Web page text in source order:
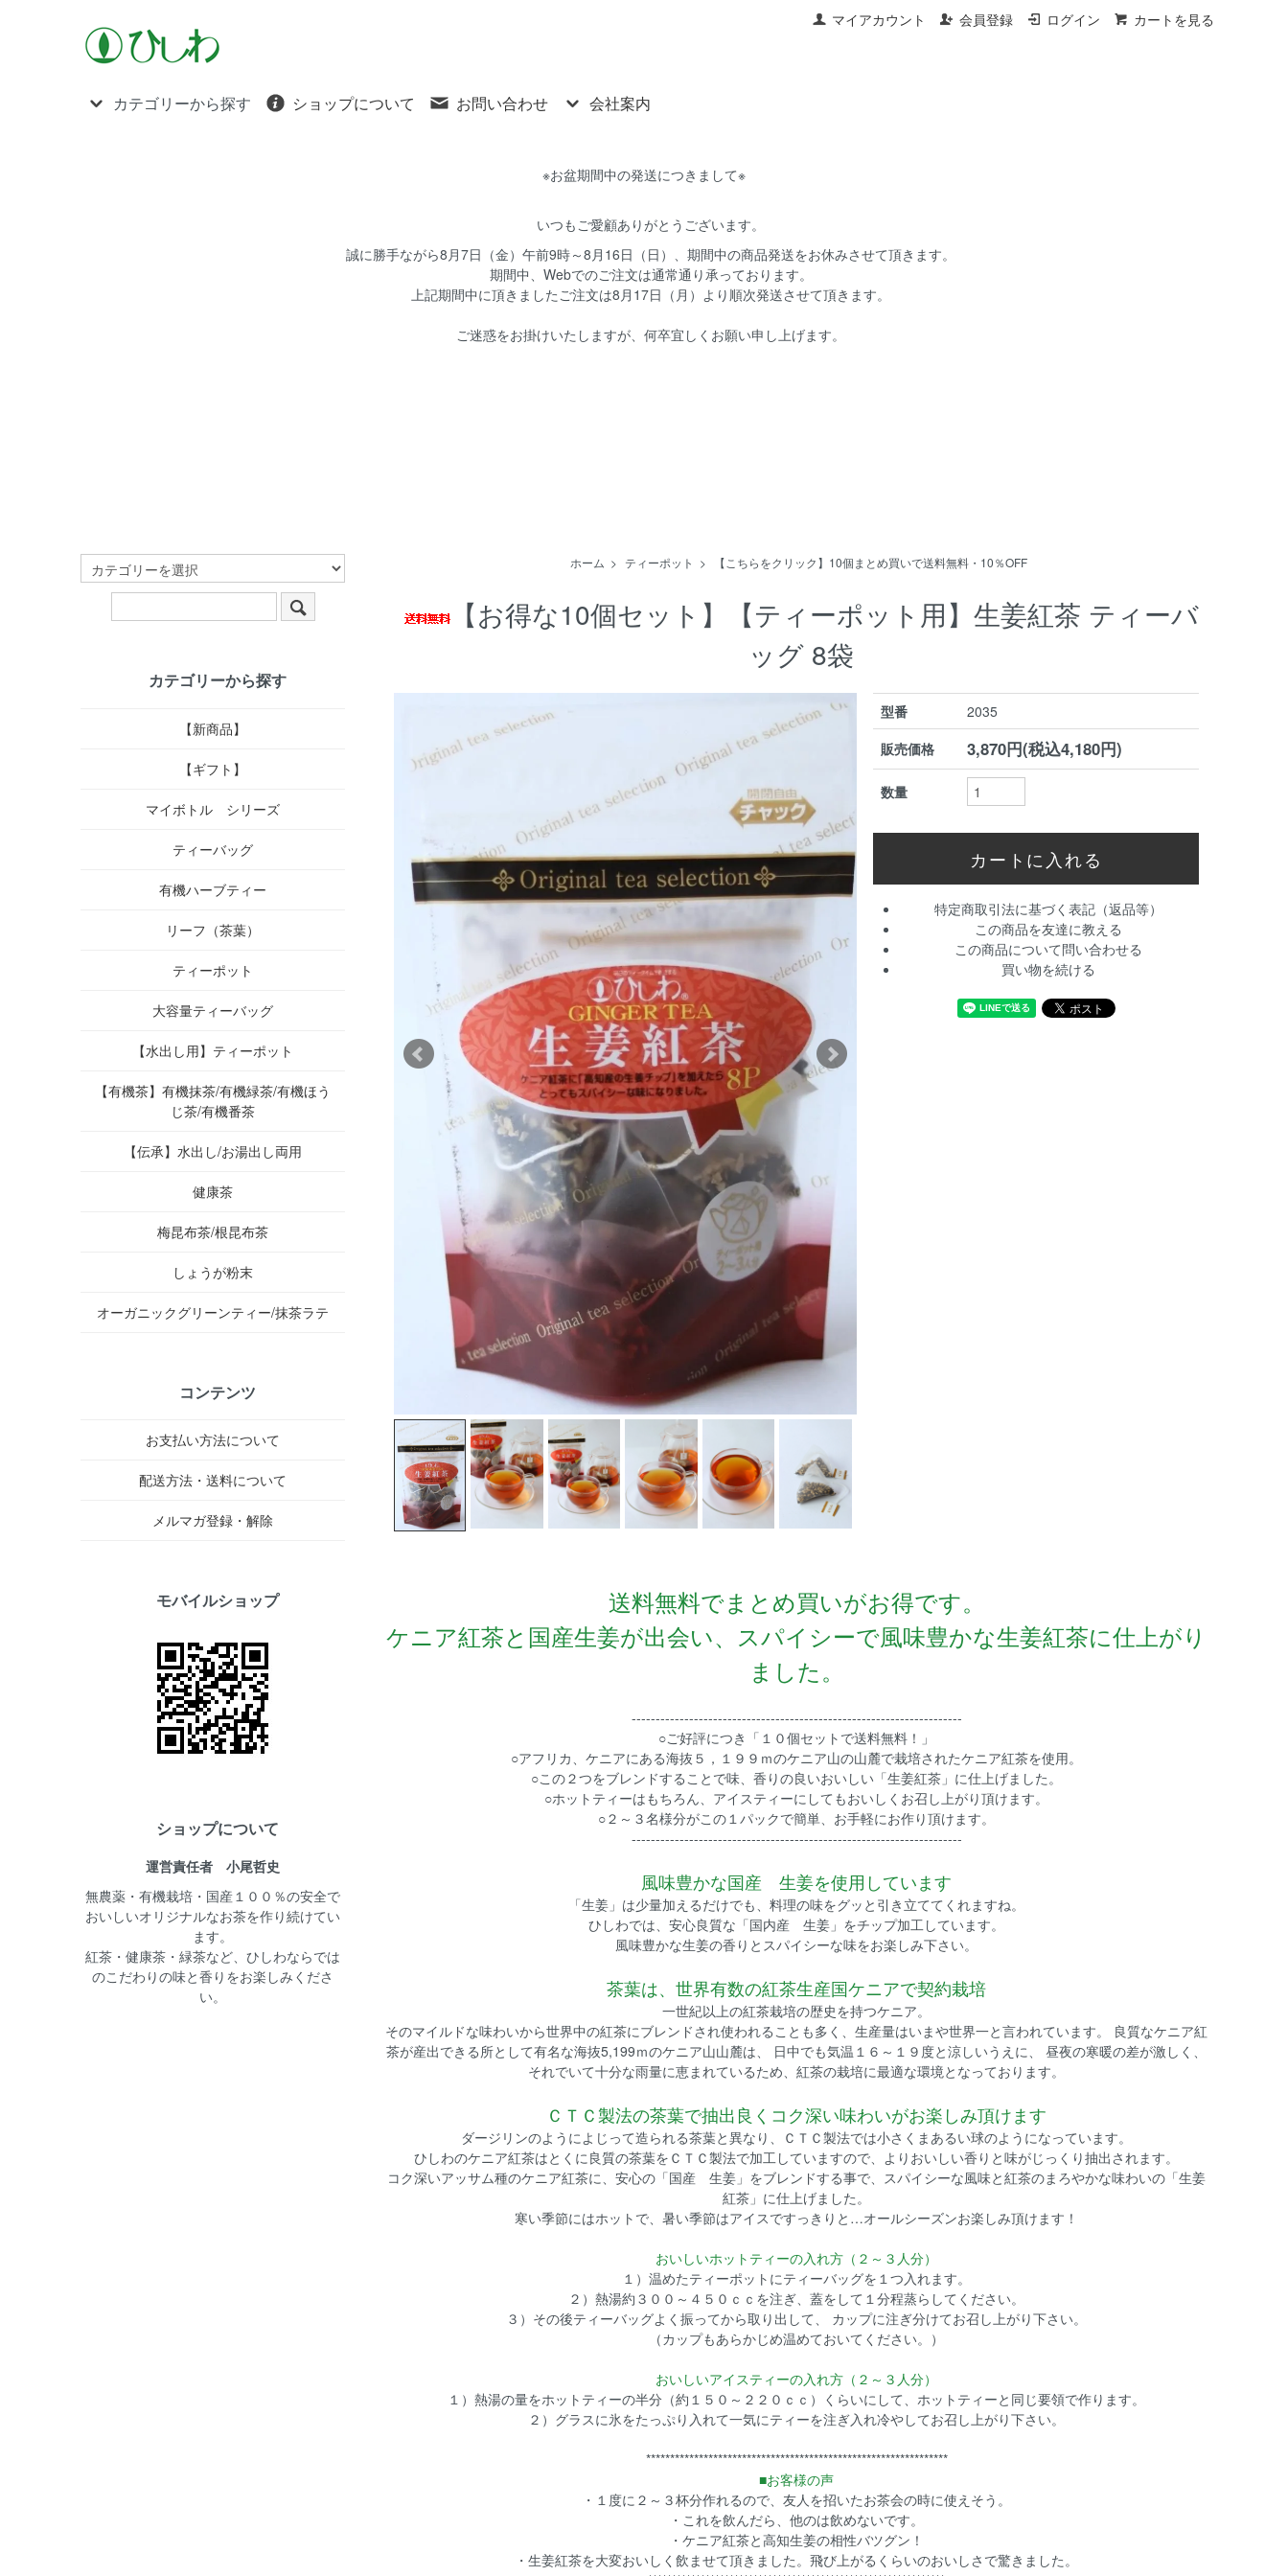
マイアカウント 会員登録 ログイン カートを見る
カテゴリーから探す ショップについて お問い合わせ 会社案内
※お盆期間中の発送につきまして※
いつもご愛顧ありがとうございます。
誠に勝手ながら8月7日（金）午前9時～8月16日（日）、期間中の商品発送をお休みさせて頂きます。
期間中、Webでのご注文は通常通り承っております。
上記期間中に頂きましたご注文は8月17日（月）より順次発送させて頂きます。
ご迷惑をお掛けいたしますが、何卒宜しくお願い申し上げます。
ホーム > ティーポット > 【こちらをクリック】10個まとめ買いで送料無料・10％OFF
【お得な10個セット】【ティーポット用】生姜紅茶 ティーバ
ッグ 8袋
型番
2035
販売価格
3,870円(税込4,180円)
数量
特定商取引法に基づく表記（返品等）
この商品を友達に教える
この商品について問い合わせる
買い物を続ける
送料無料でまとめ買いがお得です。
ケニア紅茶と国産生姜が出会い、スパイシーで風味豊かな生姜紅茶に仕上がり
ました。
---------------------------------------------------------------------
○ご好評につき「１０個セットで送料無料！」
○アフリカ、ケニアにある海抜５，１９９ｍのケニア山の山麓で栽培されたケニア紅茶を使用。
○この２つをブレンドすることで味、香りの良いおいしい「生姜紅茶」に仕上げました。
○ホットティーはもちろん、アイスティーにしてもおいしくお召し上がり頂けます。
○２～３名様分がこの１パックで簡単、お手軽にお作り頂けます。
---------------------------------------------------------------------
風味豊かな国産 生姜を使用しています
「生姜」は少量加えるだけでも、料理の味をグッと引き立ててくれますね。
ひしわでは、安心良質な「国内産 生姜」をチップ加工しています。
風味豊かな生姜の香りとスパイシーな味をお楽しみ下さい。
茶葉は、世界有数の紅茶生産国ケニアで契約栽培
一世紀以上の紅茶栽培の歴史を持つケニア。
そのマイルドな味わいから世界中の紅茶にブレンドされ使われることも多く、生産量はいまや世界一と言われています。 良質なケニア紅
茶が産出できる所として有名な海抜5,199ｍのケニア山山麓は、 日中でも気温１６～１９度と涼しいうえに、 昼夜の寒暖の差が激しく、
それでいて十分な雨量に恵まれているため、紅茶の栽培に最適な環境となっております。
ＣＴＣ製法の茶葉で抽出良くコク深い味わいがお楽しみ頂けます
ダージリンのようによじって造られる茶葉と異なり、ＣＴＣ製法では小さくまあるい球のようになっています。
ひしわのケニア紅茶はとくに良質の茶葉をＣＴＣ製法で加工していますので、よりおいしい香りと味がじっくり抽出されます。
コク深いアッサム種のケニア紅茶に、安心の「国産 生姜」をブレンドする事で、スパイシーな風味と紅茶のまろやかな味わいの「生姜
紅茶」に仕上げました。
寒い季節にはホットで、暑い季節はアイスですっきりと…オールシーズンお楽しみ頂けます！
おいしいホットティーの入れ方（２～３人分）
１）温めたティーポットにティーバッグを１つ入れます。
２）熱湯約３００～４５０ｃｃを注ぎ、蓋をして１分程蒸らしてください。
３）その後ティーバッグよく振ってから取り出して、 カップに注ぎ分けてお召し上がり下さい。
（カップもあらかじめ温めておいてください。）
おいしいアイスティーの入れ方（２～３人分）
１）熱湯の量をホットティーの半分（約１５０～２２０ｃｃ）くらいにして、ホットティーと同じ要領で作ります。
２）グラスに氷をたっぷり入れて一気にティーを注ぎ入れ冷やしてお召し上がり下さい。
***************************************************************
■お客様の声
・１度に２～３杯分作れるので、友人を招いたお茶会の時に使えそう。
・これを飲んだら、他のは飲めないです。
・ケニア紅茶と高知生姜の相性バツグン！
・生姜紅茶を大変おいしく飲ませて頂きました。飛び上がるくらいのおいしさで驚きました。
カテゴリーから探す
【新商品】
【ギフト】
マイボトル シリーズ
ティーバッグ
有機ハーブティー
リーフ（茶葉）
ティーポット
大容量ティーバッグ
【水出し用】ティーポット
【有機茶】有機抹茶/有機緑茶/有機ほう
じ茶/有機番茶
【伝承】水出し/お湯出し両用
健康茶
梅昆布茶/根昆布茶
しょうが粉末
オーガニックグリーンティー/抹茶ラテ
コンテンツ
お支払い方法について
配送方法・送料について
メルマガ登録・解除
モバイルショップ
ショップについて
運営責任者 小尾哲史
無農薬・有機栽培・国産１００％の安全で
おいしいオリジナルなお茶を作り続けてい
ます。
紅茶・健康茶・緑茶など、ひしわならでは
のこだわりの味と香りをお楽しみくださ
い。